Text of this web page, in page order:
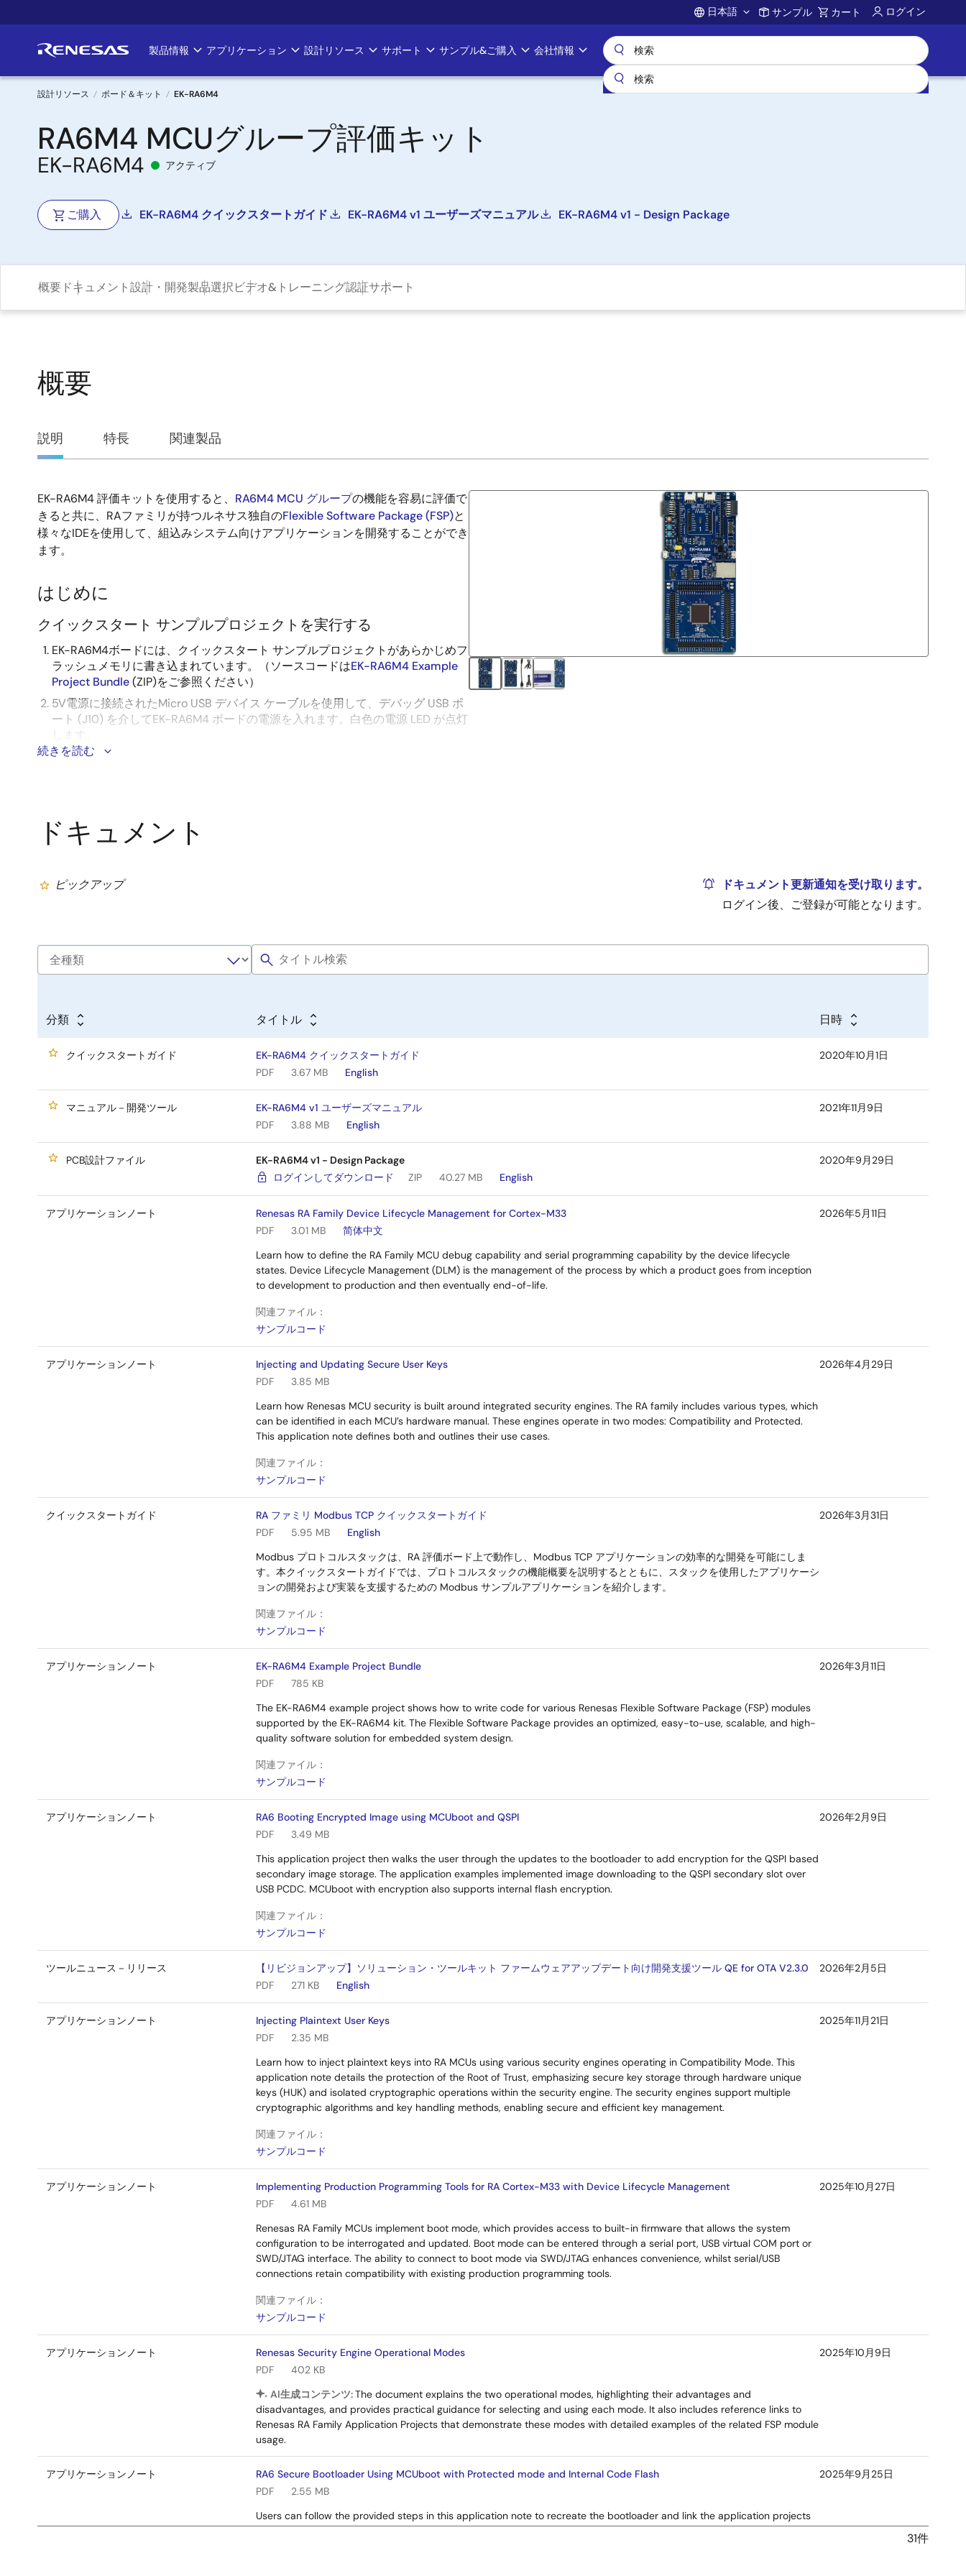
イ
ン
Account
日本語 サンプル カート ログイン
Main
navigation
製品情報 アプリケーション 設計リソース サポート サンプル&ご購入 会社情報
パ
ン
く
ず
設計リソース ボード＆キット EK-RA6M4
RA6M4 MCUグループ評価キット
EK-RA6M4 アクティブ
ご購入 EK-RA6M4 クイックスタートガイド EK-RA6M4 v1 ユーザーズマニュアル EK-RA6M4 v1 - Design Package
概要 ドキュメント設計・開発製品選択ビデオ&トレーニング認証サポート
概要
概
説明 特長 関連製品
説
明
EK-RA6M4 評価キットを使用すると、 RA6M4 MCU グループの機能を容易に評価で
きると共に、RAファミリが持つルネサス独自のFlexible Software Package (FSP)と
様々なIDEを使用して、組込みシステム向けアプリケーションを開発することができ
ます。
はじめに
クイックスタート サンプルプロジェクトを実行する
EK-RA6M4ボードには、クイックスタート サンプルプロジェクトがあらかじめフ
ラッシュメモリに書き込まれています。（ソースコードはEK-RA6M4 Example
Project Bundle(ZIP)をご参照ください）
5V電源に接続されたMicro USB デバイス ケーブルを使用して、デバッグ USB ポ
ート (J10) を介してEK-RA6M4 ボードの電源を入れます。白色の電源 LED が点灯
します。
クイックスタート サンプルプロジェクトを実行すると、青のユーザ LED が点滅
組込みアプリケーションを開発する
クイックスタート サンプルプロジェクトを変更する
ルプロジェクトのインポート、変更、およびビルドの手順については、EK-
な周辺機能について見るには、あらかじめ多数用意されているEK-RA6M4
Example Project Bundleのサンプルプロジェクトから選択します。これらのサン
プルプロジェクトは、カスタムアプリケーションを開発する際の出発点としてお
カスタムハードウェアを構築する
li> 使えるプロトタイプの構築を始める
- EK-RA6M4 ボードを利用し、多くの定
評あるエコシステム アドオンを選択してください。
English,日本語)で提供される設計および製造情報を参照し、カスタムハードウェ
続きを読む
ドキュメント
ピックアップ
ドキュメント更新通知を受け取ります。
ログイン後、ご登録が可能となります。
分類 タイトル 日時
クイックスタートガイド
EK-RA6M4 クイックスタートガイド
PDF
3.67 MB English
2020年10月1日
マニュアル－開発ツール
EK-RA6M4 v1 ユーザーズマニュアル
PDF
3.88 MB English
2021年11月9日
PCB設計ファイル
EK-RA6M4 v1 - Design Package
ログインしてダウンロード
ZIP 40.27 MB English
2020年9月29日
アプリケーションノート
Renesas RA Family Device Lifecycle Management for Cortex-M33
PDF
3.01 MB
简体中文
Learn how to define the RA Family MCU debug capability and serial programming capability by the device lifecycle
states. Device Lifecycle Management (DLM) is the management of the process by which a product goes from inception
to development to production and then eventually end-of-life.
関連ファイル：
サンプルコード
2026年5月11日
アプリケーションノート
Injecting and Updating Secure User Keys
PDF
3.85 MB
Learn how Renesas MCU security is built around integrated security engines. The RA family includes various types, which
can be identified in each MCU’s hardware manual. These engines operate in two modes: Compatibility and Protected.
This application note defines both and outlines their use cases.
関連ファイル：
サンプルコード
2026年4月29日
クイックスタートガイド
RA ファミリ Modbus TCP クイックスタートガイド
PDF
5.95 MB
English
Modbus プロトコルスタックは、RA 評価ボード上で動作し、Modbus TCP アプリケーションの効率的な開発を可能にしま
す。本クイックスタートガイドでは、プロトコルスタックの機能概要を説明するとともに、スタックを使用したアプリケーシ
ョンの開発および実装を支援するための Modbus サンプルアプリケーションを紹介します。
関連ファイル：
サンプルコード
2026年3月31日
アプリケーションノート
EK-RA6M4 Example Project Bundle
PDF
785 KB
The EK-RA6M4 example project shows how to write code for various Renesas Flexible Software Package (FSP) modules
supported by the EK-RA6M4 kit. The Flexible Software Package provides an optimized, easy-to-use, scalable, and high-
quality software solution for embedded system design.
関連ファイル：
サンプルコード
2026年3月11日
アプリケーションノート
RA6 Booting Encrypted Image using MCUboot and QSPI
PDF
3.49 MB
This application project then walks the user through the updates to the bootloader to add encryption for the QSPI based
secondary image storage. The application examples implemented image downloading to the QSPI secondary slot over
USB PCDC. MCUboot with encryption also supports internal flash encryption.
関連ファイル：
サンプルコード
2026年2月9日
ツールニュース－リリース
【リビジョンアップ】ソリューション・ツールキット ファームウェアアップデート向け開発支援ツール QE for OTA V2.3.0
PDF
271 KB English
2026年2月5日
アプリケーションノート
Injecting Plaintext User Keys
PDF
2.35 MB
Learn how to inject plaintext keys into RA MCUs using various security engines operating in Compatibility Mode. This
application note details the protection of the Root of Trust, emphasizing secure key storage through hardware unique
keys (HUK) and isolated cryptographic operations within the security engine. The security engines support multiple
cryptographic algorithms and key handling methods, enabling secure and efficient key management.
関連ファイル：
サンプルコード
2025年11月21日
アプリケーションノート
Implementing Production Programming Tools for RA Cortex-M33 with Device Lifecycle Management
PDF
4.61 MB
Renesas RA Family MCUs implement boot mode, which provides access to built-in firmware that allows the system
configuration to be interrogated and updated. Boot mode can be entered through a serial port, USB virtual COM port or
SWD/JTAG interface. The ability to connect to boot mode via SWD/JTAG enhances convenience, whilst serial/USB
connections retain compatibility with existing production programming tools.
関連ファイル：
サンプルコード
2025年10月27日
アプリケーションノート
Renesas Security Engine Operational Modes
PDF
402 KB
AI生成コンテンツ:The document explains the two operational modes, highlighting their advantages and
disadvantages, and provides practical guidance for selecting and using each mode. It also includes reference links to
Renesas RA Family Application Projects that demonstrate these modes with detailed examples of the related FSP module
usage.
2025年10月9日
アプリケーションノート
RA6 Secure Bootloader Using MCUboot with Protected mode and Internal Code Flash
PDF
2.55 MB
Users can follow the provided steps in this application note to recreate the bootloader and link the application projects
to work with the bootloader by using the FSP Solution. This application note also includes procedures for mastering an
2025年9月25日
31件